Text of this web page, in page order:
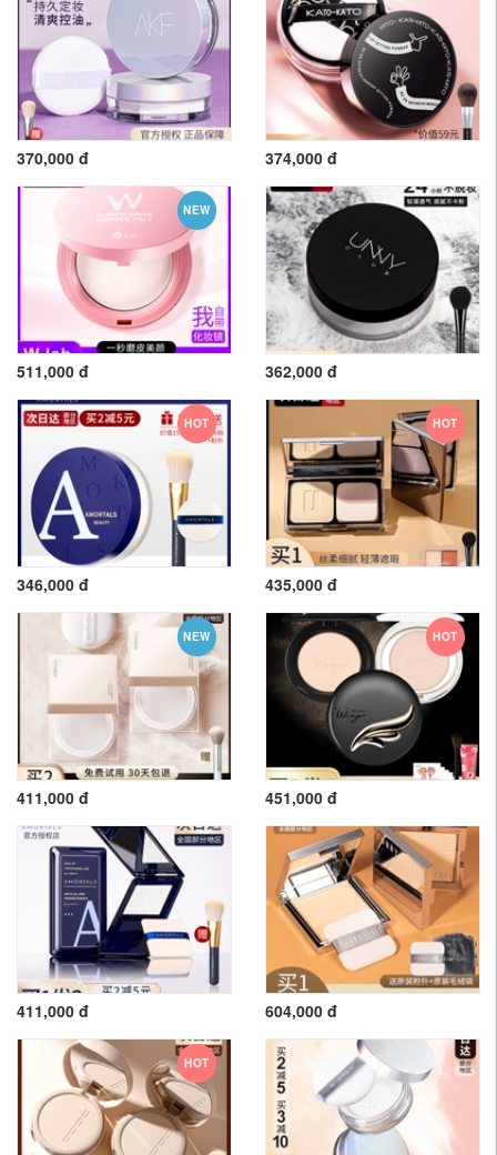
370,000 đ 374,000 đ
NEW
511,000 đ 362,000 đ
HOT
346,000 đ
HOT
435,000 đ
NEW
411,000 đ
HOT
451,000 đ
411,000 đ 604,000 đ
HOT